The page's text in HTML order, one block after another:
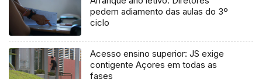
pedem adiamento das aulas do 3º
ciclo
Acesso ensino superior: JS exige
contigente Açores em todas as
fases